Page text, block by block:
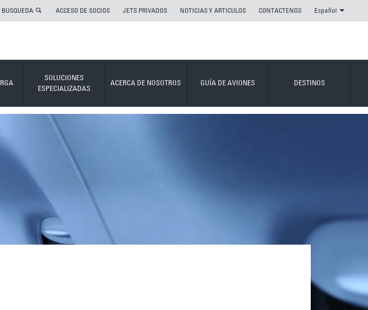
BUSQUEDA ACCESO DE SOCIOS JETS PRIVADOS NOTICIAS Y ARTICULOS CONTACTENOS Español
SOLUCIONES
ESPECIALIZADAS
ACERCA DE NOSOTROS GUÍA DE AVIONES DESTINOS